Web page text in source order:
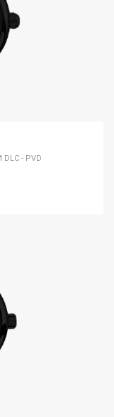
DLC - PVD